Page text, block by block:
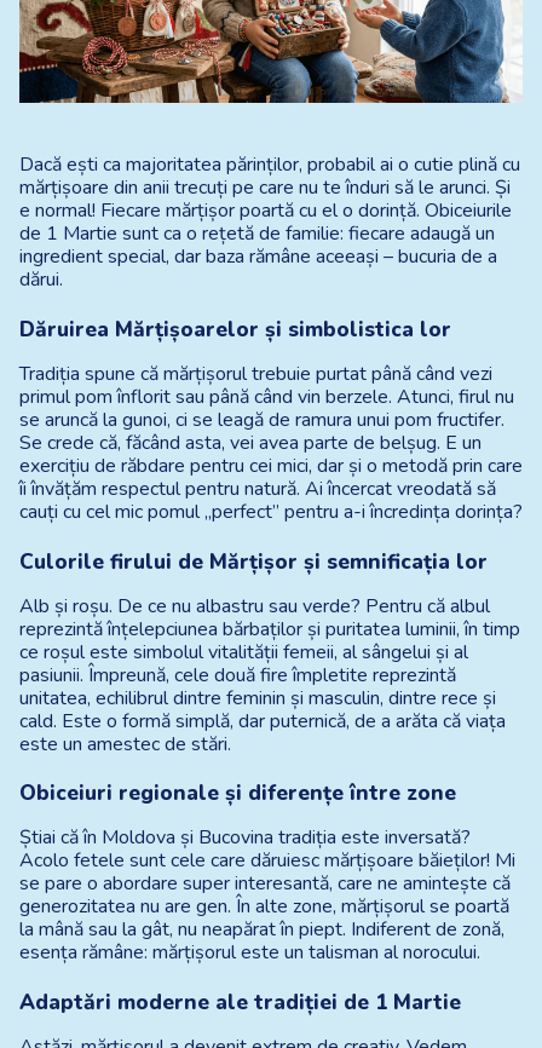
Dacă ești ca majoritatea părinților, probabil ai o cutie plină cu
mărțișoare din anii trecuți pe care nu te înduri să le arunci. Și
e normal! Fiecare mărțișor poartă cu el o dorință. Obiceiurile
de 1 Martie sunt ca o rețetă de familie: fiecare adaugă un
ingredient special, dar baza rămâne aceeași – bucuria de a
dărui.
Dăruirea Mărțișoarelor și simbolistica lor
Tradiția spune că mărțișorul trebuie purtat până când vezi
primul pom înflorit sau până când vin berzele. Atunci, firul nu
se aruncă la gunoi, ci se leagă de ramura unui pom fructifer.
Se crede că, făcând asta, vei avea parte de belșug. E un
exercițiu de răbdare pentru cei mici, dar și o metodă prin care
îi învățăm respectul pentru natură. Ai încercat vreodată să
cauți cu cel mic pomul „perfect” pentru a-i încredința dorința?
Culorile firului de Mărțișor și semnificația lor
Alb și roșu. De ce nu albastru sau verde? Pentru că albul
reprezintă înțelepciunea bărbaților și puritatea luminii, în timp
ce roșul este simbolul vitalității femeii, al sângelui și al
pasiunii. Împreună, cele două fire împletite reprezintă
unitatea, echilibrul dintre feminin și masculin, dintre rece și
cald. Este o formă simplă, dar puternică, de a arăta că viața
este un amestec de stări.
Obiceiuri regionale și diferențe între zone
Știai că în Moldova și Bucovina tradiția este inversată?
Acolo fetele sunt cele care dăruiesc mărțișoare băieților! Mi
se pare o abordare super interesantă, care ne amintește că
generozitatea nu are gen. În alte zone, mărțișorul se poartă
la mână sau la gât, nu neapărat în piept. Indiferent de zonă,
esența rămâne: mărțișorul este un talisman al norocului.
Adaptări moderne ale tradiției de 1 Martie